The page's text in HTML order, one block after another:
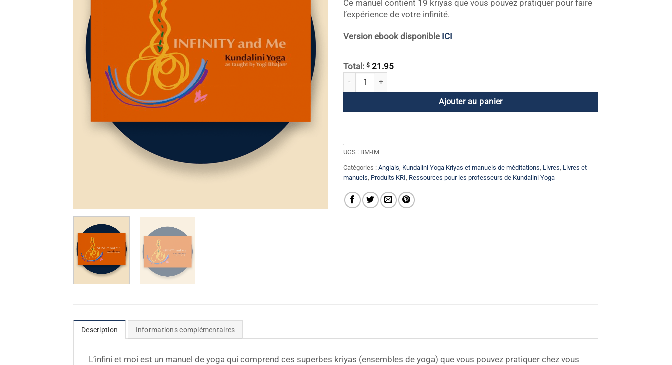
Ce manuel contient 19 kriyas que vous pouvez pratiquer pour faire
l’expérience de votre infinité.
Version ebook disponible ICI
Total: $ 21.95
quantité de L'infini et moi
Ajouter au panier
UGS : BM-IM
Catégories : Anglais, Kundalini Yoga Kriyas et manuels de méditations, Livres, Livres et
manuels, Produits KRI, Ressources pour les professeurs de Kundalini Yoga
Description Informations complémentaires
L’infini et moi est un manuel de yoga qui comprend ces superbes kriyas (ensembles de yoga) que vous pouvez pratiquer chez vous